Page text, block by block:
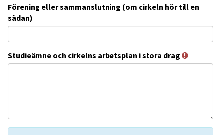
Förening eller sammanslutning (om cirkeln hör till en
sådan)
Studieämne och cirkelns arbetsplan i stora drag